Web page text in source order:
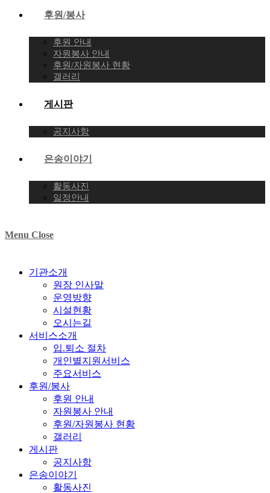
후원/봉사
후원 안내
자원봉사 안내
후원/자원봉사 현황
갤러리
게시판
공지사항
은송이야기
활동사진
일정안내
Menu Close
기관소개
원장 인사말
운영방향
시설현황
오시는길
서비스소개
입.퇴소 절차
개인별지원서비스
주요서비스
후원/봉사
후원 안내
자원봉사 안내
후원/자원봉사 현황
갤러리
게시판
공지사항
은송이야기
활동사진